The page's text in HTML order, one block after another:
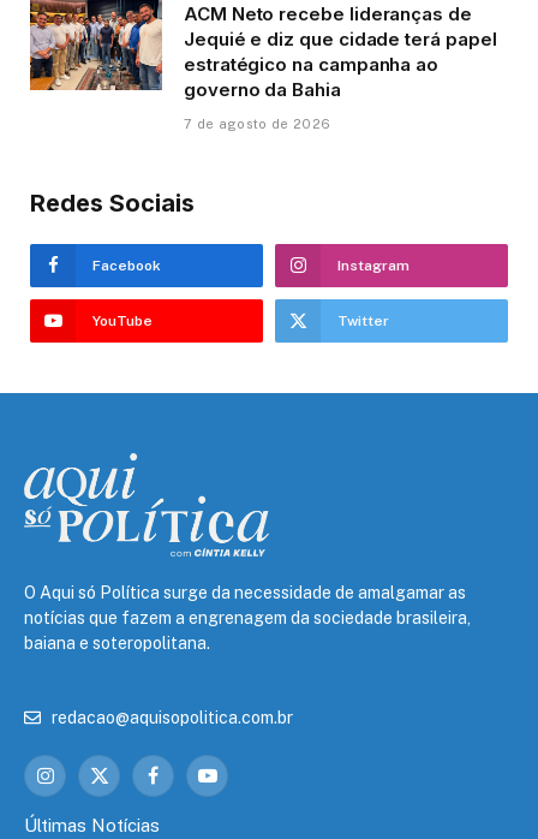
ACM Neto recebe lideranças de
Jequié e diz que cidade terá papel
estratégico na campanha ao
governo da Bahia
7 de agosto de 2026
Redes Sociais
Facebook Instagram
YouTube Twitter
O Aqui só Política surge da necessidade de amalgamar as
notícias que fazem a engrenagem da sociedade brasileira,
baiana e soteropolitana.
redacao@aquisopolitica.com.br
Instagram
X
FacebookYouTube
Últimas Notícias